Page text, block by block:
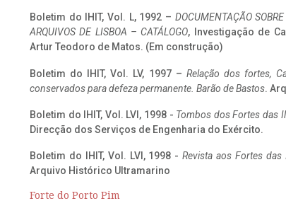
Boletim do IHIT, Vol. L, 1992 – DOCUMENTAÇÃO
ARQUIVOS DE LISBOA – CATÁLOGO, Investigação de
Artur Teodoro de Matos. (Em construção)
Boletim do IHIT, Vol. LV, 1997 – Relação dos fortes,
conservados para defeza permanente. Barão de Bastos.
Boletim do IHIT, Vol. LVI, 1998 - Tombos dos Fortes das
Direcção dos Serviços de Engenharia do Exército.
Boletim do IHIT, Vol. LVI, 1998 -Revista aos Fortes
Arquivo Histórico Ultramarino
Forte do Porto Pim